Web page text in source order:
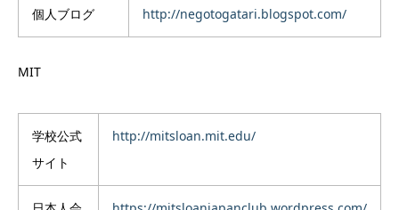
個人ブログ http://negotogatari.blogspot.com/
MIT
学校公式
サイト
http://mitsloan.mit.edu/